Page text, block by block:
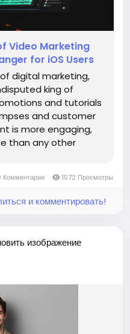
Video Marketing
for iOS Users
digital marketing,
king of
and tutorials
and customer
is more engaging,
than any other
Комментарии 1572 Просмотры
и комментировать!
изображение